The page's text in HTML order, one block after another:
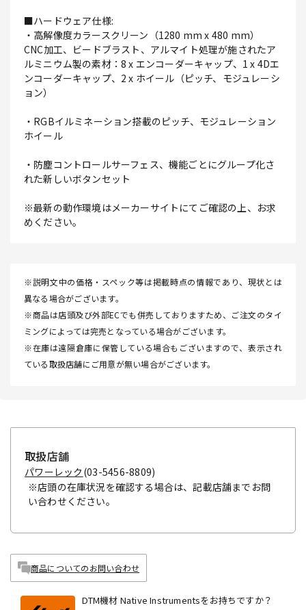
■ハードウェア仕様:
・高解像度カラースクリーン（1280 mm x 480 mm）
CNC加工、ビードブラスト、アルマイト処理が施されたア
ルミニウム製の素材：8 x エンコーダーキャップ、1 x 4Dエ
ンコーダーキャップ、2 x ホイール（ピッチ、モジュレーシ
ョン）
・RGBイルミネーション搭載のピッチ、モジュレーション
ホイール
・防塵コントロールサーフェス、機能ごとにグループ化さ
れた新しいボタンセット
※最新の動作環境はメーカーサイトにてご確認の上、お求
めください。
※説明文中の価格・スペック等は掲載時点の情報であり、現状とは
異なる場合がございます。
※商品は店頭及び外部ECでも併売しておりますため、ご注文のタイ
ミングによっては完売となっている場合がございます。
※在庫は遠隔倉庫に保管している場合もございますので、表示され
ている取扱店舗にご用意が無い場合がございます。
取扱店舗
パワーレック (03-5456-8809)
※店頭の在庫状況を確認する場合は、記載店舗までお問
い合わせください。
商品についてのお問い合わせ
DTM機材 Native Instrumentsをお持ちですか？